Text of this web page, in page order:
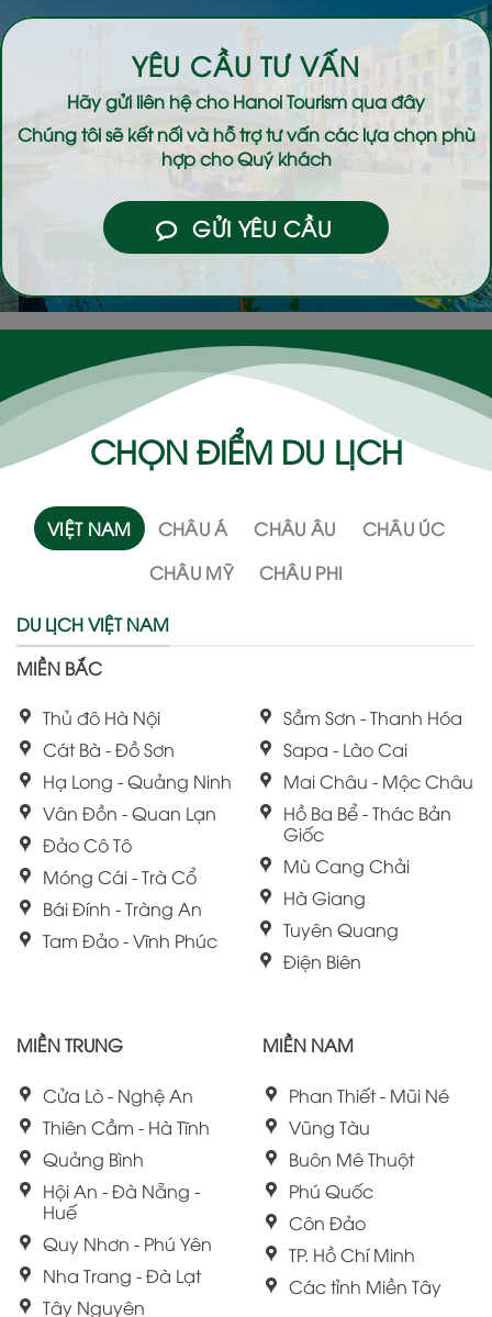
YÊU CẦU TƯ VẤN
Hãy gửi liên hệ choHanoi Tourismqua đây
Chúng tôi sẽ kết nối và hỗ trợ tư vấn các lựa chọn phù
hợp cho Quý khách
GỬI YÊU CẦU
CHỌN ĐIỂM DU LỊCH
VIỆT NAM CHÂU Á CHÂU ÂU
CHÂU ÚC
CHÂU MỸ
CHÂU PHI
DU LỊCH VIỆT NAM
MIỀN BẮC
Thủ đô Hà Nội
Cát Bà - Đồ Sơn
Hạ Long - Quảng Ninh
Vân Đồn - Quan Lạn
Đảo Cô Tô
Móng Cái - Trà Cổ
Bái Đính - Tràng An
Tam Đảo - Vĩnh Phúc
Sầm Sơn - Thanh Hóa
Sapa - Lào Cai
Mai Châu - Mộc Châu
Hồ Ba Bể - Thác Bản
Giốc
Mù Cang Chải
Hà Giang
Tuyên Quang
Điện Biên
MIỀN TRUNG
Cửa Lò - Nghệ An
Thiên Cầm - Hà Tĩnh
Quảng Bình
Hội An - Đà Nẵng -
Huế
Quy Nhơn - Phú Yên
Nha Trang - Đà Lạt
Tây Nguyên
MIỀN NAM
Phan Thiết - Mũi Né
Vũng Tàu
Buôn Mê Thuột
Phú Quốc
Côn Đảo
TP. Hồ Chí Minh
Các tỉnh Miền Tây